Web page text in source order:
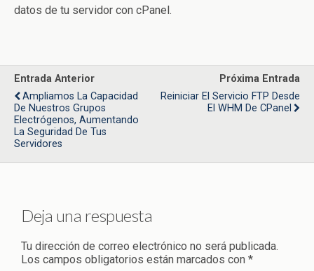
datos de tu servidor con cPanel.
Entrada Anterior
Ampliamos La Capacidad
De Nuestros Grupos
Electrógenos, Aumentando
La Seguridad De Tus
Servidores
Próxima Entrada
Reiniciar El Servicio FTP Desde
El WHM De CPanel
Deja una respuesta
Tu dirección de correo electrónico no será publicada.
Los campos obligatorios están marcados con *